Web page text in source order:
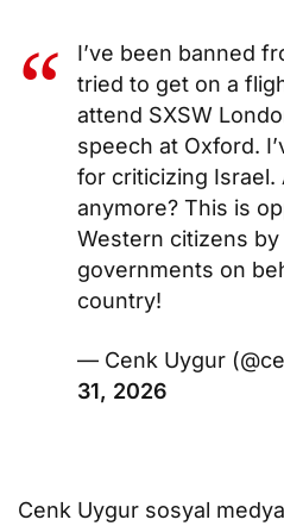
I’ve been banned
tried to get on a
attend SXSW
speech at Oxford.
for criticizing Israel.
anymore? This is
Western citizens
governments on
country!
— Cenk Uygur
31, 2026
Cenk Uygur sosyal